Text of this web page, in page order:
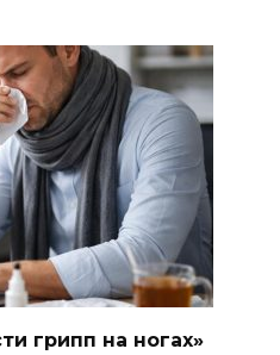
грипп на ногах»